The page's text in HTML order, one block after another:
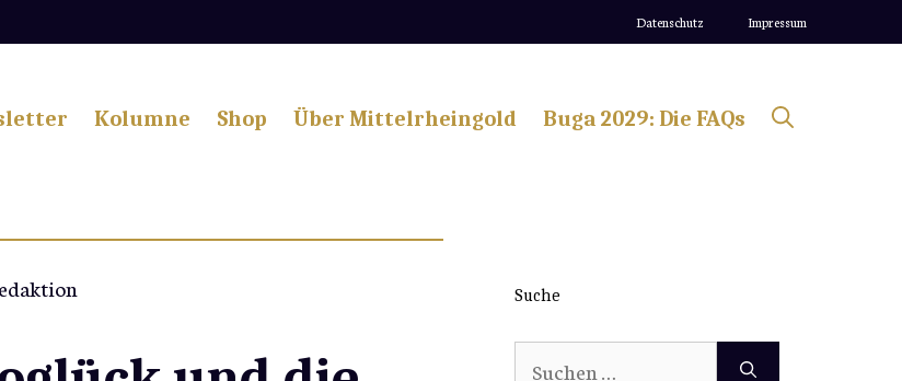
Datenschutz Impressum
Kolumne Shop Über Mittelrheingold Buga 2029: Die FAQs
Suche
Suchen